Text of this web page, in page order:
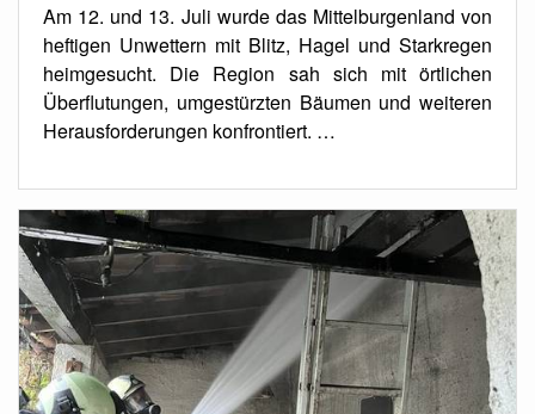
Am 12. und 13. Juli wurde das Mittelburgenland von
heftigen Unwettern mit Blitz, Hagel und Starkregen
heimgesucht. Die Region sah sich mit örtlichen
Überflutungen, umgestürzten Bäumen und weiteren
Herausforderungen konfrontiert. …